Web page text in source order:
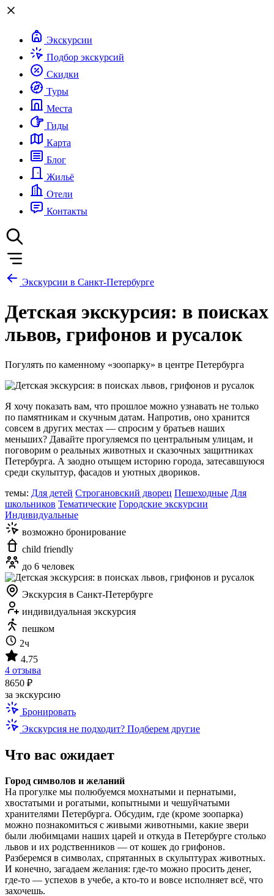
Экскурсии
Подбор экскурсий
Скидки
Туры
Места
Гиды
Карта
Блог
Жильё
Отели
Контакты
Экскурсии в Санкт-Петербурге
Детская экскурсия: в поисках
львов, грифонов и русалок
Погулять по каменному «зоопарку» в центре Петербурга
Я хочу показать вам, что прошлое можно узнавать не только
по памятникам и скучным датам. Напротив, оно хранится
совсем в других местах — спросим у братьев наших
меньших? Давайте прогуляемся по центральным улицам, и
поговорим о реальных животных и сказочных защитниках
Петербурга. А заодно отыщем историю города, затесавшуюся
среди скульптур, фасадов и уютных двориков.
темы: Для детей Строгановский дворец Пешеходные Для
школьников Тематические Городские экскурсии
Индивидуальные
возможно бронирование
child friendly
до 6 человек
Экскурсия в Санкт-Петербурге
индивидуальная экскурсия
пешком
2ч
4.75
4 отзыва
8650 ₽
за экскурсию
Бронировать
Экскурсия не подходит? Подберем другие
Что вас ожидает
Город символов и желаний
На прогулке мы полюбуемся мохнатыми и пернатыми,
хвостатыми и рогатыми, копытными и чешуйчатыми
хранителями Петербурга. Обсудим, где (кроме зоопарка)
можно познакомиться с живыми животными, какие звери
были любимцами наших царей и откуда в Петербурге столько
львов и их родственников — от кошек до грифонов.
Разберемся в символах, спрятанных в скульптурах животных.
И конечно, загадаем желания: где-то можно просить денег,
где-то — успехов в учебе, а кто-то и вовсе исполняет всё, что
захочешь.